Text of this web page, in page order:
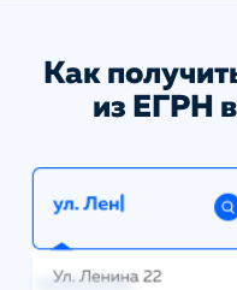
Как
из ЕГРН